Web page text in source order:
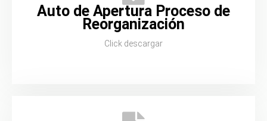
Auto de Apertura Proceso de
Reorganización
Click descargar